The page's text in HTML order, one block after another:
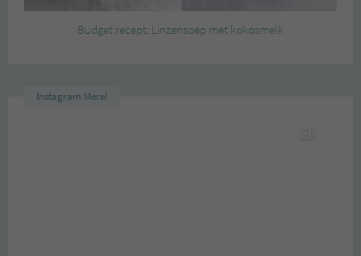
Budget recept: Linzensoep met kokosmelk
Instagram Merel